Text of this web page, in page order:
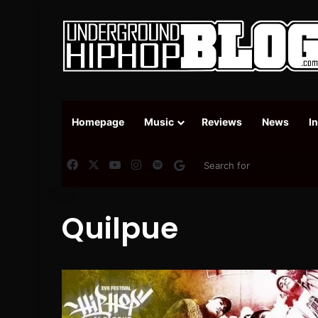
Homepage Music Reviews News
FacebookYouTubeInstagram
SpotifyGoogle News
Quilpue